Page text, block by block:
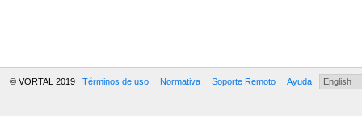
© VORTAL 2019 Términos de uso Normativa Soporte Remoto Ayuda